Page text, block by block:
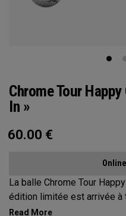
Chrome Tour
In »
60.00 €
La balle Chrome Tour
édition limitée est arrivée à
nouveau film Happy